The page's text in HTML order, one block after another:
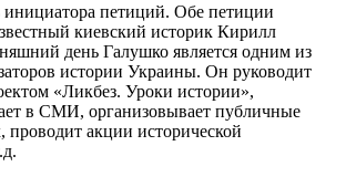
инициатора петиций. Обе петиции
киевский историк Кирилл
день Галушко является одним из
истории Украины. Он руководит
«Ликбез. Уроки истории»,
в СМИ, организовывает публичные
проводит акции исторической